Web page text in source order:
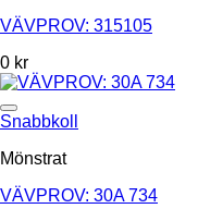
VÄVPROV: 315105
0 kr
Snabbkoll
Mönstrat
VÄVPROV: 30A 734